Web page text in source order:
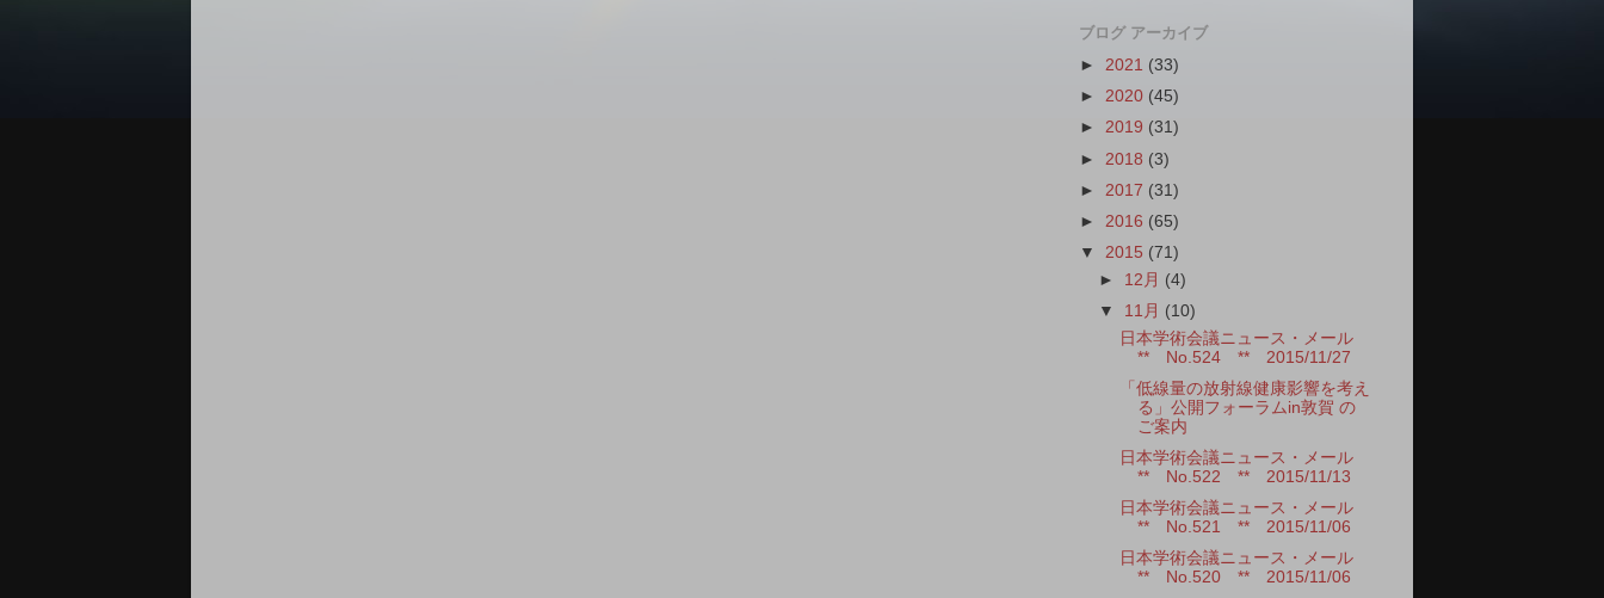
ブログ アーカイブ
► 2021 (33)
► 2020 (45)
► 2019 (31)
► 2018 (3)
► 2017 (31)
► 2016 (65)
▼ 2015 (71)
► 12月 (4)
▼ 11月 (10)
日本学術会議ニュース・メール
** No.524 ** 2015/11/27
「低線量の放射線健康影響を考え
る」公開フォーラムin敦賀 の
ご案内
日本学術会議ニュース・メール
** No.522 ** 2015/11/13
日本学術会議ニュース・メール
** No.521 ** 2015/11/06
日本学術会議ニュース・メール
** No.520 ** 2015/11/06